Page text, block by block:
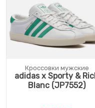
Кроссовки мужские
adidas x Sporty &
Blanc (JP7552)